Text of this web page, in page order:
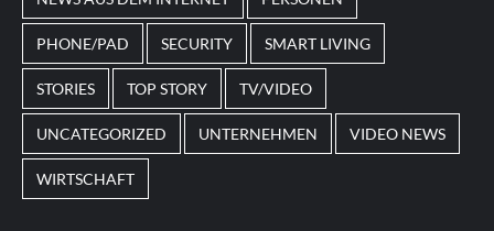
PHONE/PAD SECURITY SMART LIVING
STORIES TOP STORY TV/VIDEO
UNCATEGORIZED UNTERNEHMEN VIDEO NEWS
WIRTSCHAFT